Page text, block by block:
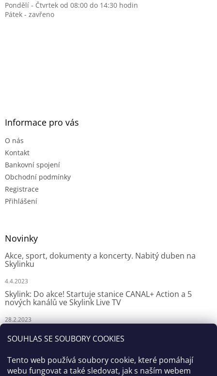
SOUHLAS SE SOUBORY COOKIES
Tento web používá soubory cookie, které pomáhají
webu fungovat a také sledovat, jak s naším webem
Pondělí - Čtvrtek od 08:00 do 14:30 hodin
Pátek - zavřeno
Informace pro vás
O nás
Kontakt
Bankovní spojení
Obchodní podmínky
Registrace
Přihlášení
Novinky
Akce, sport, dokumenty a koncerty. Nabitý duben na
Skylinku
4.4.2023
Skylink: Do akce! Startuje stanice CANAL+ Action a 5
nových kanálů ve Skylink Live TV
28.2.2023